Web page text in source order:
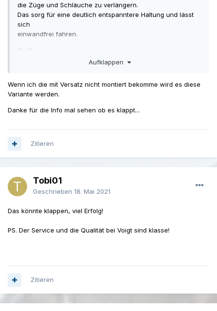
die Züge und Schläuche zu verlängern.
Das sorg für eine deutlich entspanntere Haltung und lässt
sich
einwandfrei fahren.
Gruß
Aufklappen
Wenn ich die mit Versatz nicht montiert bekomme wird es diese
Variante werden.
Danke für die Info mal sehen ob es klappt...
Zitieren
Tobi01
Geschrieben 18. Mai 2021
Das könnte klappen, viel Erfolg!
PS. Der Service und die Qualität bei Voigt sind klasse!
Zitieren